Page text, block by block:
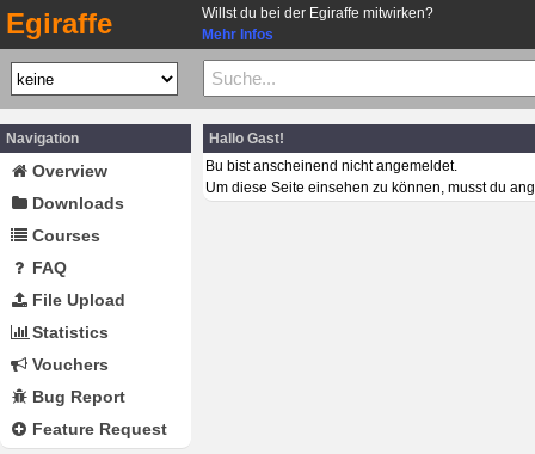
Egiraffe
Willst du bei der Egiraffe mitwirken?
Mehr Infos
Navigation
Overview
Downloads
Courses
FAQ
File Upload
Statistics
Vouchers
Bug Report
Feature Request
Hallo Gast!
Bu bist anscheinend nicht angemeldet.
Um diese Seite einsehen zu können, musst du